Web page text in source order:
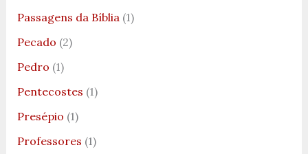
Passagens da Bíblia (1)
Pecado (2)
Pedro (1)
Pentecostes (1)
Presépio (1)
Professores (1)